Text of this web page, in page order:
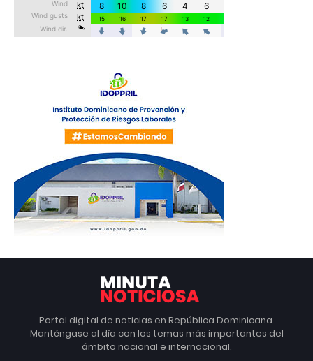
Portal digital de noticias en República Dominicana.
Manténgase al día con los temas más importantes del
ámbito nacional e internacional.